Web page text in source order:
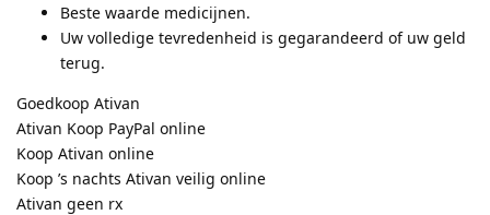
Beste waarde medicijnen.
Uw volledige tevredenheid is gegarandeerd of uw geld
terug.
Goedkoop Ativan
Ativan Koop PayPal online
Koop Ativan online
Koop ’s nachts Ativan veilig online
Ativan geen rx